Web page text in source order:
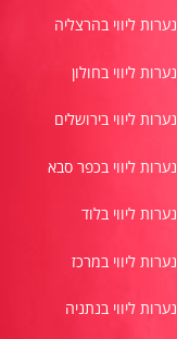
נערות ליווי בהרצליה
נערות ליווי בחולון
נערות ליווי בירושלים
נערות ליווי בכפר סבא
נערות ליווי בלוד
נערות ליווי במרכז
נערות ליווי בנתניה